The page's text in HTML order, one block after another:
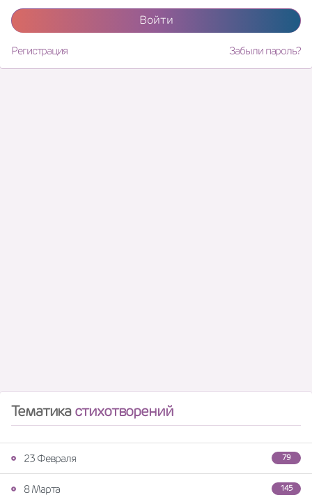
Войти
Регистрация Забыли пароль?
Тематикастихотворений
79
23 Февраля
145
8 Марта